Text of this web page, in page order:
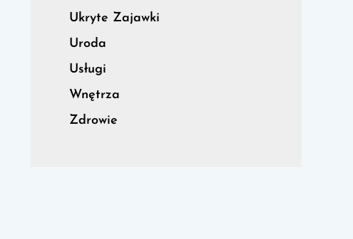
Ukryte Zajawki
Uroda
Usługi
Wnętrza
Zdrowie